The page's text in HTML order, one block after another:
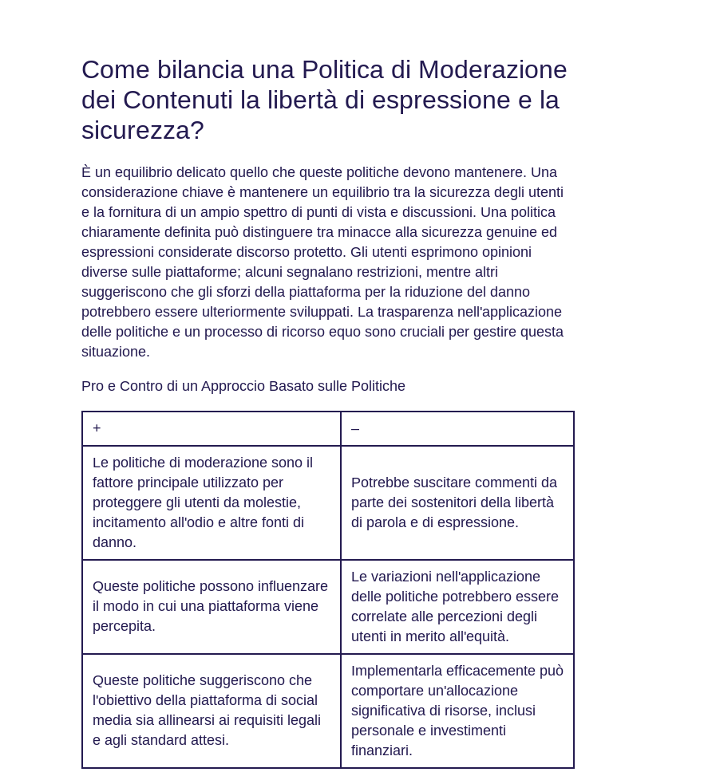
Come bilancia una Politica di Moderazione
dei Contenuti la libertà di espressione e la
sicurezza?
È un equilibrio delicato quello che queste politiche devono mantenere. Una
considerazione chiave è mantenere un equilibrio tra la sicurezza degli utenti
e la fornitura di un ampio spettro di punti di vista e discussioni. Una politica
chiaramente definita può distinguere tra minacce alla sicurezza genuine ed
espressioni considerate discorso protetto. Gli utenti esprimono opinioni
diverse sulle piattaforme; alcuni segnalano restrizioni, mentre altri
suggeriscono che gli sforzi della piattaforma per la riduzione del danno
potrebbero essere ulteriormente sviluppati. La trasparenza nell'applicazione
delle politiche e un processo di ricorso equo sono cruciali per gestire questa
situazione.
Pro e Contro di un Approccio Basato sulle Politiche
+ –
Le politiche di moderazione sono il
fattore principale utilizzato per
proteggere gli utenti da molestie,
incitamento all'odio e altre fonti di
danno.
Potrebbe suscitare commenti da
parte dei sostenitori della libertà
di parola e di espressione.
Queste politiche possono influenzare
il modo in cui una piattaforma viene
percepita.
Le variazioni nell'applicazione
delle politiche potrebbero essere
correlate alle percezioni degli
utenti in merito all'equità.
Queste politiche suggeriscono che
l'obiettivo della piattaforma di social
media sia allinearsi ai requisiti legali
e agli standard attesi.
Implementarla efficacemente può
comportare un'allocazione
significativa di risorse, inclusi
personale e investimenti
finanziari.